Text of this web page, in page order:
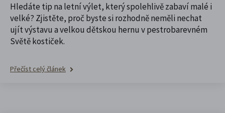
Hledáte tip na letní výlet, který spolehlivě zabaví malé i
velké? Zjistěte, proč byste si rozhodně neměli nechat
ujít výstavu a velkou dětskou hernu v pestrobarevném
Světě kostiček.
Přečíst celý článek